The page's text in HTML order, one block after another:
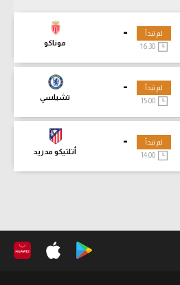
-
موناكو
لم تبدأ
-
تشيلسي
لم تبدأ
15:00
-
أتلتيكو مدريد
لم تبدأ
14:00